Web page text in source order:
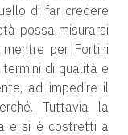
di far credere
possa misurarsi
per Fortini
di qualità e
ad impedire il
Tuttavia la
e si è costretti a